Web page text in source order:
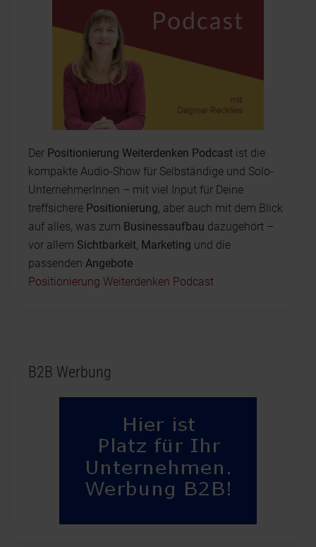
Der Positionierung Weiterdenken Podcast ist die
kompakte Audio-Show für Selbständige und Solo-
UnternehmerInnen – mit viel Input für Deine
treffsichere Positionierung, aber auch mit dem Blick
auf alles, was zum Businessaufbau dazugehört –
vor allem Sichtbarkeit, Marketing und die
passenden Angebote
Positionierung Weiterdenken Podcast
B2B Werbung